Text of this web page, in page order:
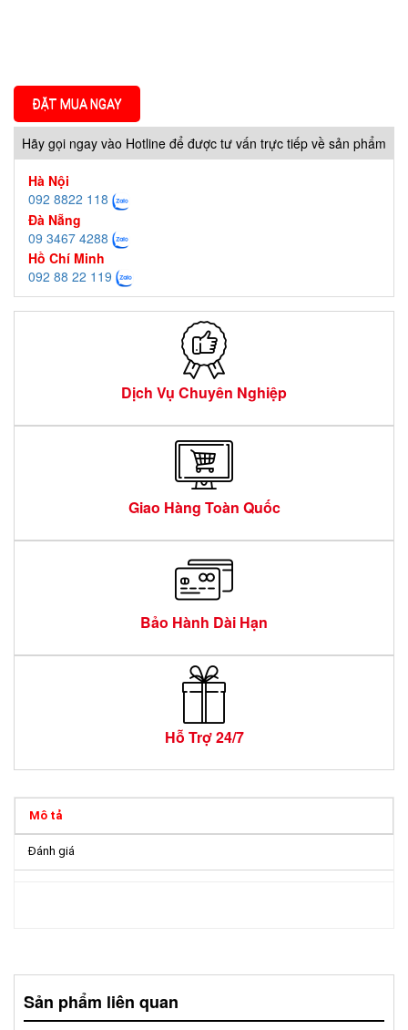
ĐẶT MUA NGAY
Hãy gọi ngay vào Hotline để được tư vấn trực tiếp về sản phẩm
Hà Nội
092 8822 118
Đà Nẵng
09 3467 4288
Hồ Chí Minh
092 88 22 119
Dịch Vụ Chuyên Nghiệp
Giao Hàng Toàn Quốc
Bảo Hành Dài Hạn
Hỗ Trợ 24/7
Mô tả
Đánh giá
Sản phẩm liên quan